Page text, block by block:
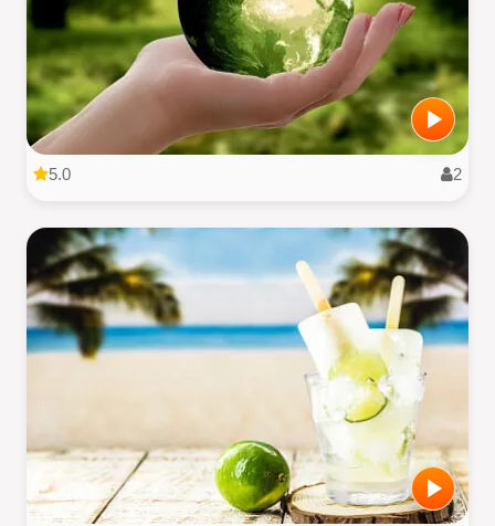
5.0 2